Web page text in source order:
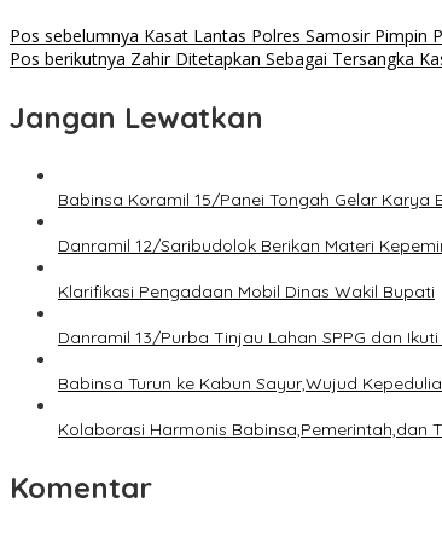
Pos sebelumnya Kasat Lantas Polres Samosir Pimpin
Pos berikutnya Zahir Ditetapkan Sebagai Tersangka
Jangan Lewatkan
Babinsa Koramil 15/Panei Tongah Gelar
Danramil 12/Saribudolok Berikan Materi
Klarifikasi Pengadaan Mobil Dinas Wakil Bupati
Danramil 13/Purba Tinjau Lahan SPPG dan
Babinsa Turun ke Kabun Sayur,Wujud
Kolaborasi Harmonis Babinsa,Pemerintah,dan
Komentar